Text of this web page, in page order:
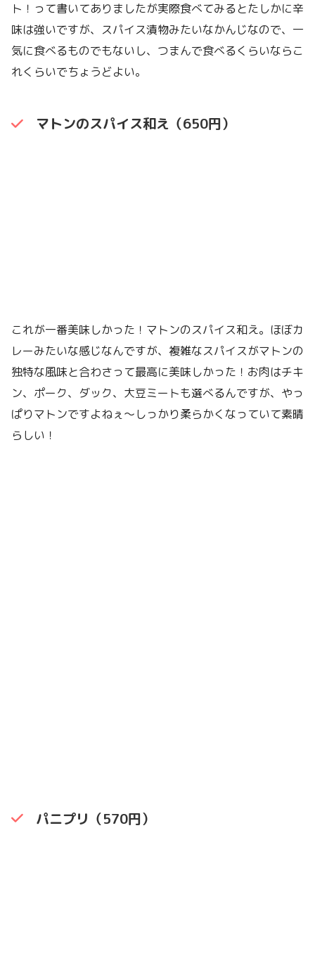
ト！って書いてありましたが実際食べてみるとたしかに辛
味は強いですが、スパイス漬物みたいなかんじなので、一
気に食べるものでもないし、つまんで食べるくらいならこ
れくらいでちょうどよい。
マトンのスパイス和え（650円）
これが一番美味しかった！マトンのスパイス和え。ほぼカ
レーみたいな感じなんですが、複雑なスパイスがマトンの
独特な風味と合わさって最高に美味しかった！お肉はチキ
ン、ポーク、ダック、大豆ミートも選べるんですが、やっ
ぱりマトンですよねぇ〜しっかり柔らかくなっていて素晴
らしい！
パニプリ（570円）